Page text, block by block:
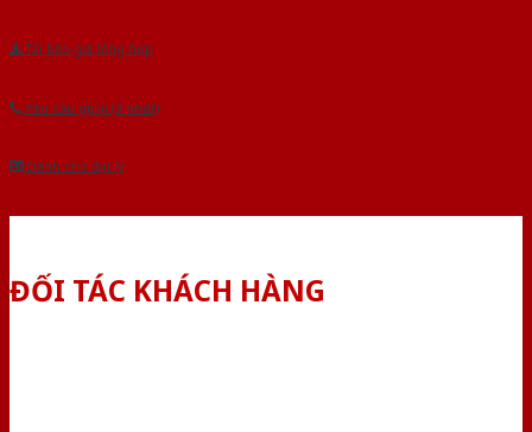
Tải báo giá tổng hợp
Yêu cầu gọi lại (3 phút)
Dành cho đại lý
ĐỐI TÁC KHÁCH HÀNG